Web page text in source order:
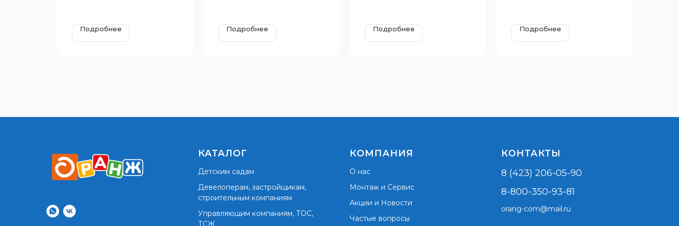
Подробнее Подробнее Подробнее Подробнее
КАТАЛОГ
Детским садам
Девелоперам, застройщикам,
строительным компаниям
Управляющим компаниям, ТОС,
ТСЖ
КОМПАНИЯ
О нас
Монтаж и Сервис
Акции и Новости
Частые вопросы
КОНТАКТЫ
8 (423) 206-05-90
8-800-350-93-81
orang-com@mail.ru